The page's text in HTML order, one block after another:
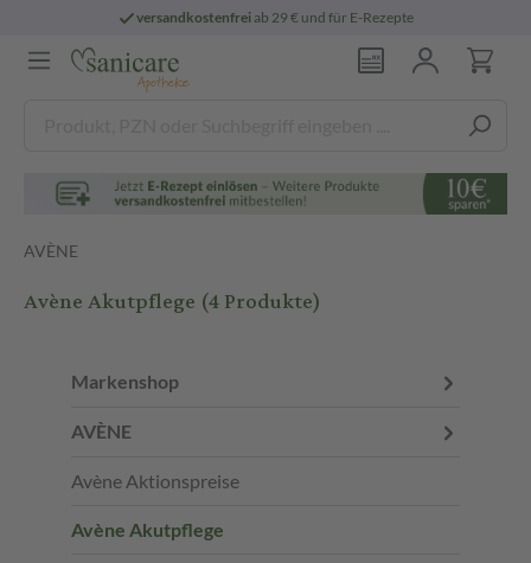
versandkostenfreiab 29 € und für E-Rezepte
AVÈNE
Avène Akutpflege (4 Produkte)
Markenshop
AVÈNE
Avène Aktionspreise
Avène Akutpflege